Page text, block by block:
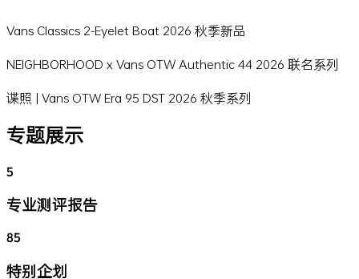
Vans Classics 2-Eyelet Boat 2026 秋季新品
NEIGHBORHOOD x Vans OTW Authentic 44 2026 联名系列
谍照 | Vans OTW Era 95 DST 2026 秋季系列
专题展示
5
专业测评报告
85
特别企划